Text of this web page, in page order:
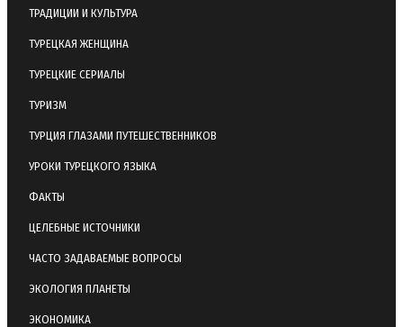
ТРАДИЦИИ И КУЛЬТУРА
ТУРЕЦКАЯ ЖЕНЩИНА
ТУРЕЦКИЕ СЕРИАЛЫ
ТУРИЗМ
ТУРЦИЯ ГЛАЗАМИ ПУТЕШЕСТВЕННИКОВ
УРОКИ ТУРЕЦКОГО ЯЗЫКА
ФАКТЫ
ЦЕЛЕБНЫЕ ИСТОЧНИКИ
ЧАСТО ЗАДАВАЕМЫЕ ВОПРОСЫ
ЭКОЛОГИЯ ПЛАНЕТЫ
ЭКОНОМИКА